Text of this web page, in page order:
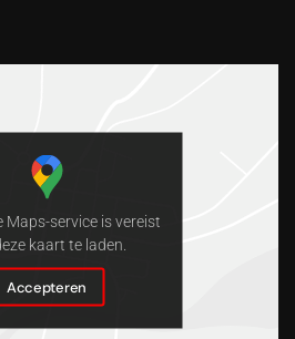
Maps-service is vereist
kaart te laden.
Accepteren